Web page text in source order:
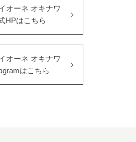
オーネ オキナワ
HPはこちら
オーネ オキナワ
はこちら